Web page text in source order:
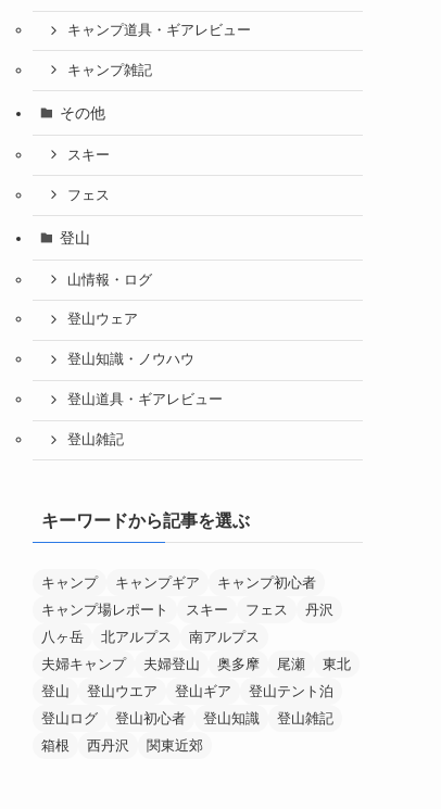
キャンプ道具・ギアレビュー
キャンプ雑記
その他
スキー
フェス
登山
山情報・ログ
登山ウェア
登山知識・ノウハウ
登山道具・ギアレビュー
登山雑記
キーワードから記事を選ぶ
キャンプ キャンプギア
キャンプ初心者
キャンプ場レポート
スキー フェス
丹沢
八ヶ岳
北アルプス
南アルプス
夫婦キャンプ
夫婦登山 奥多摩 尾瀬
東北
登山
登山ウエア 登山ギア
登山テント泊
登山ログ
登山初心者 登山知識
登山雑記
箱根
西丹沢 関東近郊